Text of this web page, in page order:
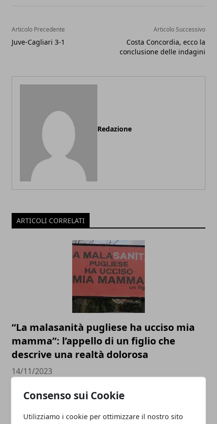
Consenso sui Cookie
Utilizziamo i cookie per ottimizzare il nostro sito
Articolo Precedente
Juve-Cagliari 3-1
Articolo Successivo
Costa Concordia, ecco la
conclusione delle indagini
Redazione
ARTICOLI CORRELATI
“La malasanità pugliese ha ucciso mia
mamma”: l’appello di un figlio che
descrive una realtà dolorosa
14/11/2023